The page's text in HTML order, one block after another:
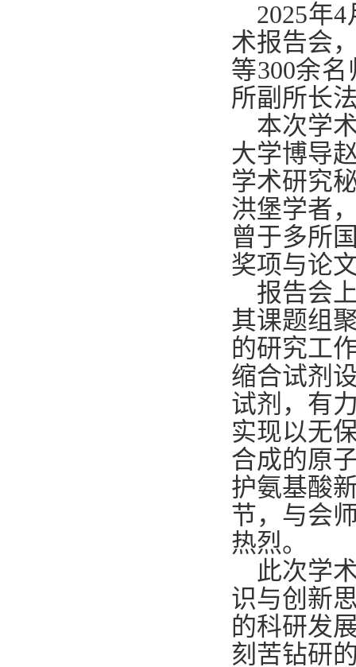
2025年4
术报告会
等300余名
所副所长
本次学
大学博导
学术研究
洪堡学者
曾于多所
奖项与论
报告会
其课题组
的研究工
缩合试剂
试剂，有
实现以无
合成的原
护氨基酸
节，与会
热烈。
此次学
识与创新
的科研发
刻苦钻研